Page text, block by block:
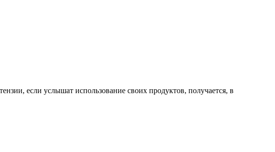
если услышат использование своих продуктов, получается, в